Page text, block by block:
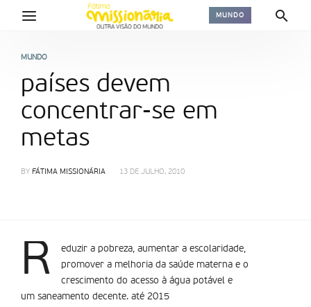
MUNDO
MUNDO
países devem
concentrar-se em
metas
BY FÁTIMA MISSIONÁRIA 13 DE JULHO, 2010
R
eduzir a pobreza, aumentar a escolaridade,
promover a melhoria da saúde materna e o
crescimento do acesso à água potável e
um saneamento decente. até 2015